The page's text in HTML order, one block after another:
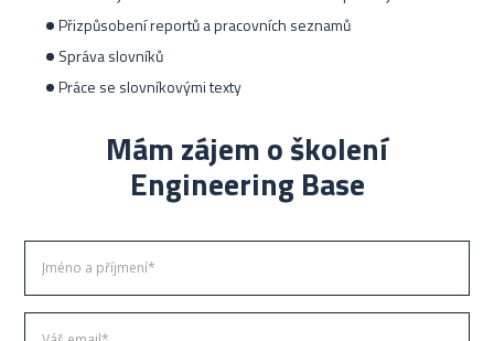
Přizpůsobení reportů a pracovních seznamů
Správa slovníků
Práce se slovníkovými texty
Mám zájem o školení
Engineering Base